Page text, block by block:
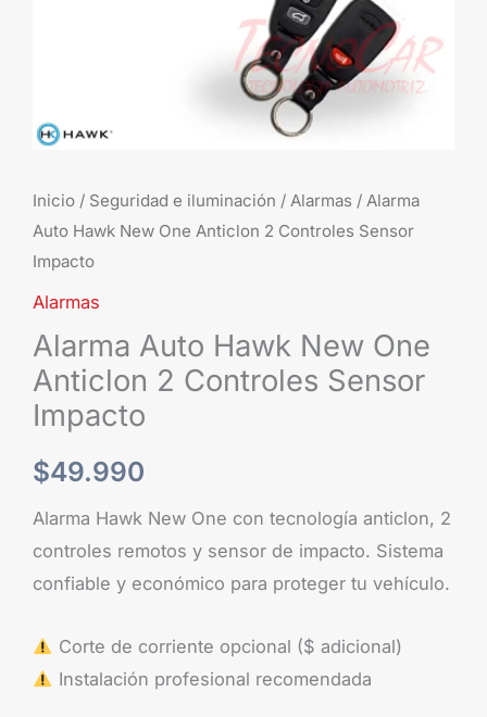
Inicio / Seguridad e iluminación / Alarmas / Alarma
Auto Hawk New One Anticlon 2 Controles Sensor
Impacto
Alarmas
Alarma Auto Hawk New One
Anticlon 2 Controles Sensor
Impacto
$49.990
Alarma Hawk New One con tecnología anticlon, 2
controles remotos y sensor de impacto. Sistema
confiable y económico para proteger tu vehículo.
Corte de corriente opcional ($ adicional)
Instalación profesional recomendada